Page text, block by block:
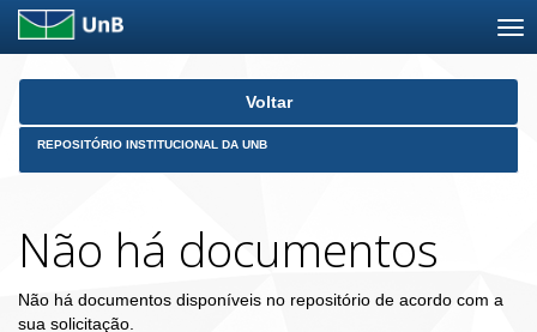
Skip
Voltar
REPOSITÓRIO INSTITUCIONAL DA UNB
Não há documentos
Não há documentos disponíveis no repositório de acordo com a
sua solicitação.